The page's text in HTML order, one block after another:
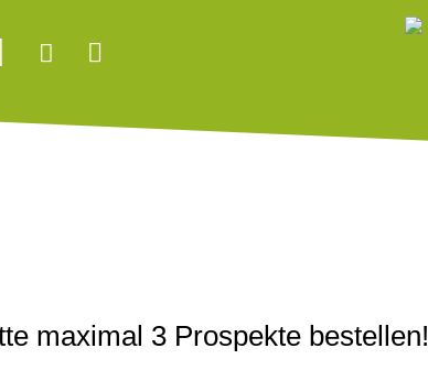
maximal 3 Prospekte bestellen!